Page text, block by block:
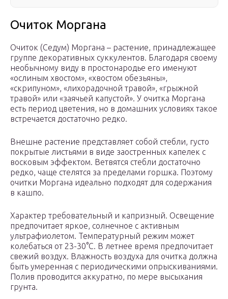
Очиток Моргана
Очиток (Седум) Моргана – растение, принадлежащее
группе декоративных суккулентов. Благодаря своему
необычному виду в простонародье его именуют
«ослиным хвостом», «хвостом обезьяны»,
«скрипуном», «лихорадочной травой», «грыжной
травой» или «заячьей капустой». У очитка Моргана
есть период цветения, но в домашних условиях такое
встречается достаточно редко.
Внешне растение представляет собой стебли, густо
покрытые листьями в виде заостренных капелек с
восковым эффектом. Ветвятся стебли достаточно
редко, чаще стелятся за пределами горшка. Поэтому
очитки Моргана идеально подходят для содержания
в кашпо.
Характер требовательный и капризный. Освещение
предпочитает яркое, солнечное с активным
ультрафиолетом. Температурный режим может
колебаться от 23-30°С. В летнее время предпочитает
свежий воздух. Влажность воздуха для очитка должна
быть умеренная с периодическими опрыскиваниями.
Полив проводится аккуратно, по мере высыхания
грунта.